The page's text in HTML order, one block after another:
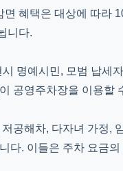
면 혜택은 대상에 따라
니다.
명예시민, 모범 납세
공영주차장을 이용할
공해차, 다자녀 가정,
다. 이들은 주차 요금